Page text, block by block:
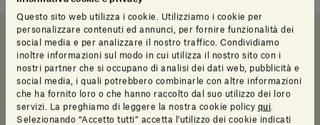
Questo sito web utilizza i cookie. Utilizziamo i cookie per
personalizzare contenuti ed annunci, per fornire funzionalità dei
social media e per analizzare il nostro traffico. Condividiamo
inoltre informazioni sul modo in cui utilizza il nostro sito con i
nostri partner che si occupano di analisi dei dati web, pubblicità e
social media, i quali potrebbero combinarle con altre informazioni
che ha fornito loro o che hanno raccolto dal suo utilizzo dei loro
servizi. La preghiamo di leggere la nostra cookie policy qui
Selezionando “Accetto tutti” accetta l’utilizzo dei cookie indicati
Scheda e catalogoInfo prodotto
Scheda Tecnica e Catalogo Collezione